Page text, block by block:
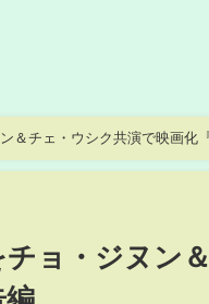
＆チェ・ウシク共演で映画化
チョ・ジヌン